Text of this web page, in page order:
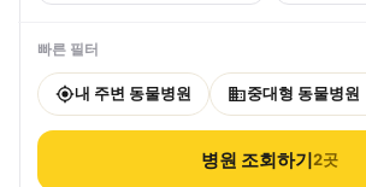
빠른 필터
내 주변 동물병원 중대형 동물병원
병원 조회하기2곳